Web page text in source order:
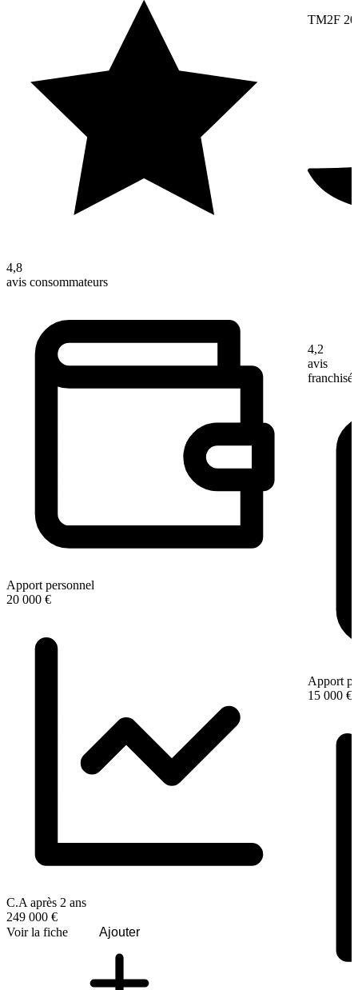
4,8
avis consommateurs
Apport personnel
20 000 €
C.A après 2 ans
249 000 €
Voir la fiche
Ajouter
TM2F
4,2
avis
franchisé
Apport
15 000 €